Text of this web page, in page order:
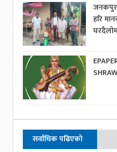
हरि
सर्वाधिक पढिएको